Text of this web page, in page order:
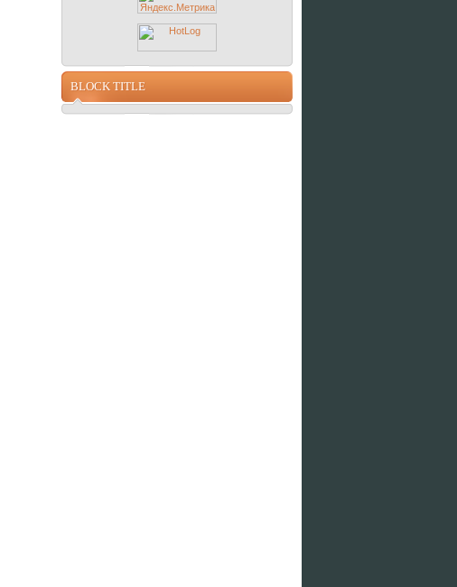
BLOCK TITLE